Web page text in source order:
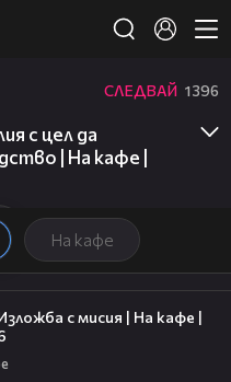
На кафе
СЛЕДВАЙ 1396
с цел да
| На кафе |
с мисия | На кафе |